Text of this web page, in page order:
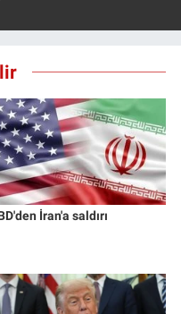
İran'a saldırı